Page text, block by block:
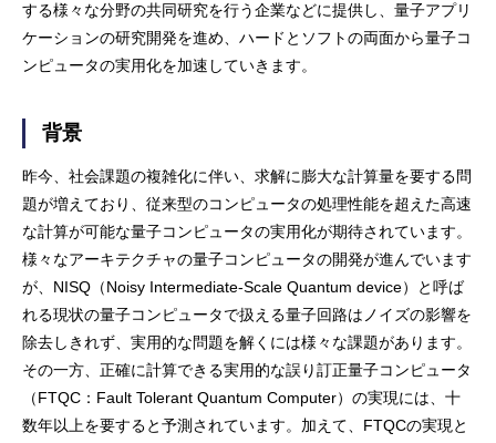
する様々な分野の共同研究を行う企業などに提供し、量子アプリ
ケーションの研究開発を進め、ハードとソフトの両面から量子コ
ンピュータの実用化を加速していきます。
背景
昨今、社会課題の複雑化に伴い、求解に膨大な計算量を要する問
題が増えており、従来型のコンピュータの処理性能を超えた高速
な計算が可能な量子コンピュータの実用化が期待されています。
様々なアーキテクチャの量子コンピュータの開発が進んでいます
が、NISQ（Noisy Intermediate-Scale Quantum device）と呼ば
れる現状の量子コンピュータで扱える量子回路はノイズの影響を
除去しきれず、実用的な問題を解くには様々な課題があります。
その一方、正確に計算できる実用的な誤り訂正量子コンピュータ
（FTQC：Fault Tolerant Quantum Computer）の実現には、十
数年以上を要すると予測されています。加えて、FTQCの実現と